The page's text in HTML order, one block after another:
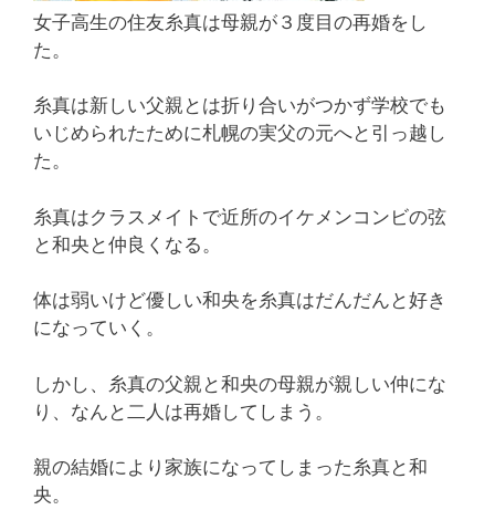
女子高生の住友糸真は母親が３度目の再婚をし
た。
糸真は新しい父親とは折り合いがつかず学校でも
いじめられたために札幌の実父の元へと引っ越し
た。
糸真はクラスメイトで近所のイケメンコンビの弦
と和央と仲良くなる。
体は弱いけど優しい和央を糸真はだんだんと好き
になっていく。
しかし、糸真の父親と和央の母親が親しい仲にな
り、なんと二人は再婚してしまう。
親の結婚により家族になってしまった糸真と和
央。